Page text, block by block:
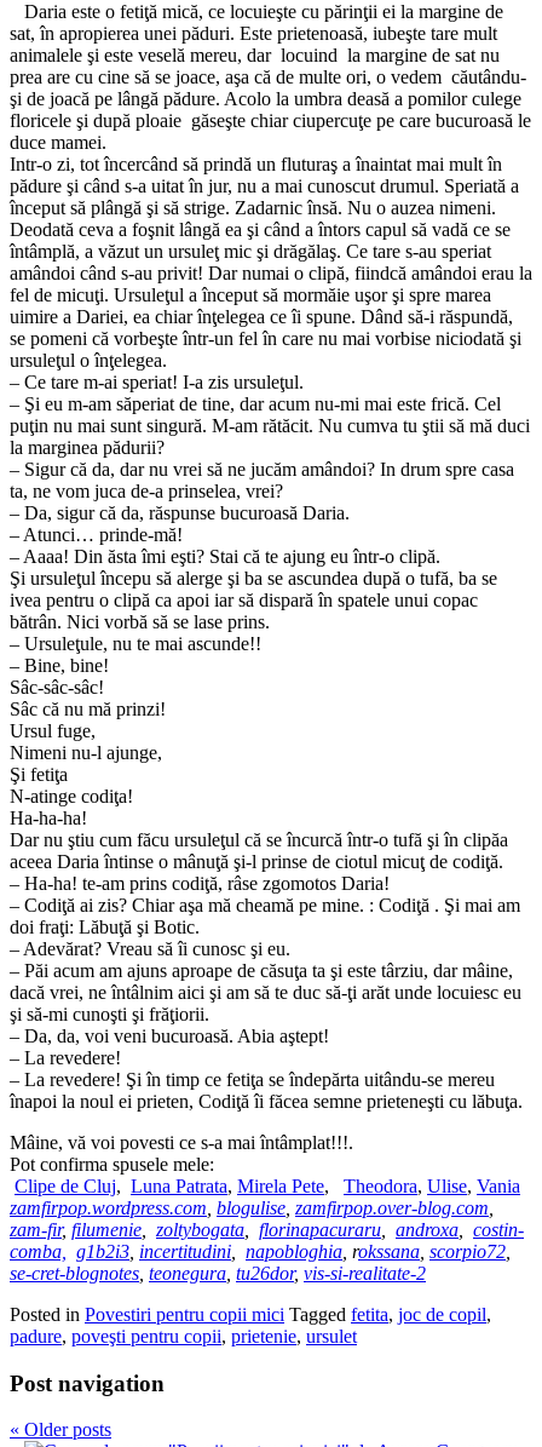
Daria este o fetiţă mică, ce locuieşte cu părinţii ei la margine de
sat, în apropierea unei păduri. Este prietenoasă, iubeşte tare mult
animalele şi este veselă mereu, dar locuind la margine de sat nu
prea are cu cine să se joace, aşa că de multe ori, o vedem căutându-
şi de joacă pe lângă pădure. Acolo la umbra deasă a pomilor culege
floricele şi după ploaie găseşte chiar ciupercuţe pe care bucuroasă le
duce mamei.
Intr-o zi, tot încercând să prindă un fluturaş a înaintat mai mult în
pădure şi când s-a uitat în jur, nu a mai cunoscut drumul. Speriată a
început să plângă şi să strige. Zadarnic însă. Nu o auzea nimeni.
Deodată ceva a foşnit lângă ea şi când a întors capul să vadă ce se
întâmplă, a văzut un ursuleţ mic şi drăgălaş. Ce tare s-au speriat
amândoi când s-au privit! Dar numai o clipă, fiindcă amândoi erau la
fel de micuţi. Ursuleţul a început să mormăie uşor şi spre marea
uimire a Dariei, ea chiar înţelegea ce îi spune. Dând să-i răspundă,
se pomeni că vorbeşte într-un fel în care nu mai vorbise niciodată şi
ursuleţul o înţelegea.
– Ce tare m-ai speriat! I-a zis ursuleţul.
– Şi eu m-am săperiat de tine, dar acum nu-mi mai este frică. Cel
puţin nu mai sunt singură. M-am rătăcit. Nu cumva tu ştii să mă duci
la marginea pădurii?
– Sigur că da, dar nu vrei să ne jucăm amândoi? In drum spre casa
ta, ne vom juca de-a prinselea, vrei?
– Da, sigur că da, răspunse bucuroasă Daria.
– Atunci… prinde-mă!
– Aaaa! Din ăsta îmi eşti? Stai că te ajung eu într-o clipă.
Şi ursuleţul începu să alerge şi ba se ascundea după o tufă, ba se
ivea pentru o clipă ca apoi iar să dispară în spatele unui copac
bătrân. Nici vorbă să se lase prins.
– Ursuleţule, nu te mai ascunde!!
– Bine, bine!
Sâc-sâc-sâc!
Sâc că nu mă prinzi!
Ursul fuge,
Nimeni nu-l ajunge,
Şi fetiţa
N-atinge codiţa!
Ha-ha-ha!
Dar nu ştiu cum făcu ursuleţul că se încurcă într-o tufă şi în clipăa
aceea Daria întinse o mânuţă şi-l prinse de ciotul micuţ de codiţă.
– Ha-ha! te-am prins codiţă, râse zgomotos Daria!
– Codiţă ai zis? Chiar aşa mă cheamă pe mine. : Codiţă . Şi mai am
doi fraţi: Lăbuţă şi Botic.
– Adevărat? Vreau să îi cunosc şi eu.
– Păi acum am ajuns aproape de căsuţa ta şi este târziu, dar mâine,
dacă vrei, ne întâlnim aici şi am să te duc să-ţi arăt unde locuiesc eu
şi să-mi cunoşti şi frăţiorii.
– Da, da, voi veni bucuroasă. Abia aştept!
– La revedere!
– La revedere! Şi în timp ce fetiţa se îndepărta uitându-se mereu
înapoi la noul ei prieten, Codiţă îi făcea semne prieteneşti cu lăbuţa.
Mâine, vă voi povesti ce s-a mai întâmplat!!!.
Pot confirma spusele mele:
Clipe de Cluj, Luna Patrata, Mirela Pete, Theodora, Ulise, Vania
zamfirpop.wordpress.com blogulise zamfirpop.over-blog.com
zam-fir, filumenie zoltybogata florinapacuraru androxa
costin-
comba,
g1b2i3 incertitudini napobloghia , rokssana scorpio72
se-cret-blognotes teonegura tu26dor, vis-si-realitate-2
Posted in Povestiri pentru copii mici Tagged fetita, joc de copil,
padure, poveşti pentru copii, prietenie, ursulet
Post navigation
« Older posts